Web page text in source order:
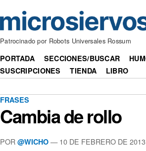
Patrocinado por Robots Universales Rossum
PORTADA SECCIONES/BUSCAR
SUSCRIPCIONES
TIENDA LIBRO
FRASES
Cambia de rollo
POR @WICHO — 10 DE FEBRERO DE 2013